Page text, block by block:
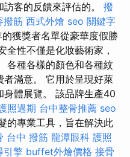
客的反饋來評估的。 撥
撥筋 西式外燴 seo 關鍵字
的獲獎者名單從豪華度假勝
全性不僅是化妝藝術家，
各種各樣的顏色和各種紋
滿意。 它用於呈現好萊
身體展覽。 該品牌生產40
照過期 台中整骨推薦 seo
的專業工具，旨在解決此
台中 撥筋 龍潭眼科 護照
引擎 buffet外燴價格 接骨